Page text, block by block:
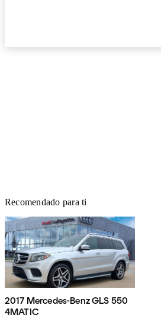
Recomendado para ti
2017 Mercedes-Benz GLS 550
4MATIC